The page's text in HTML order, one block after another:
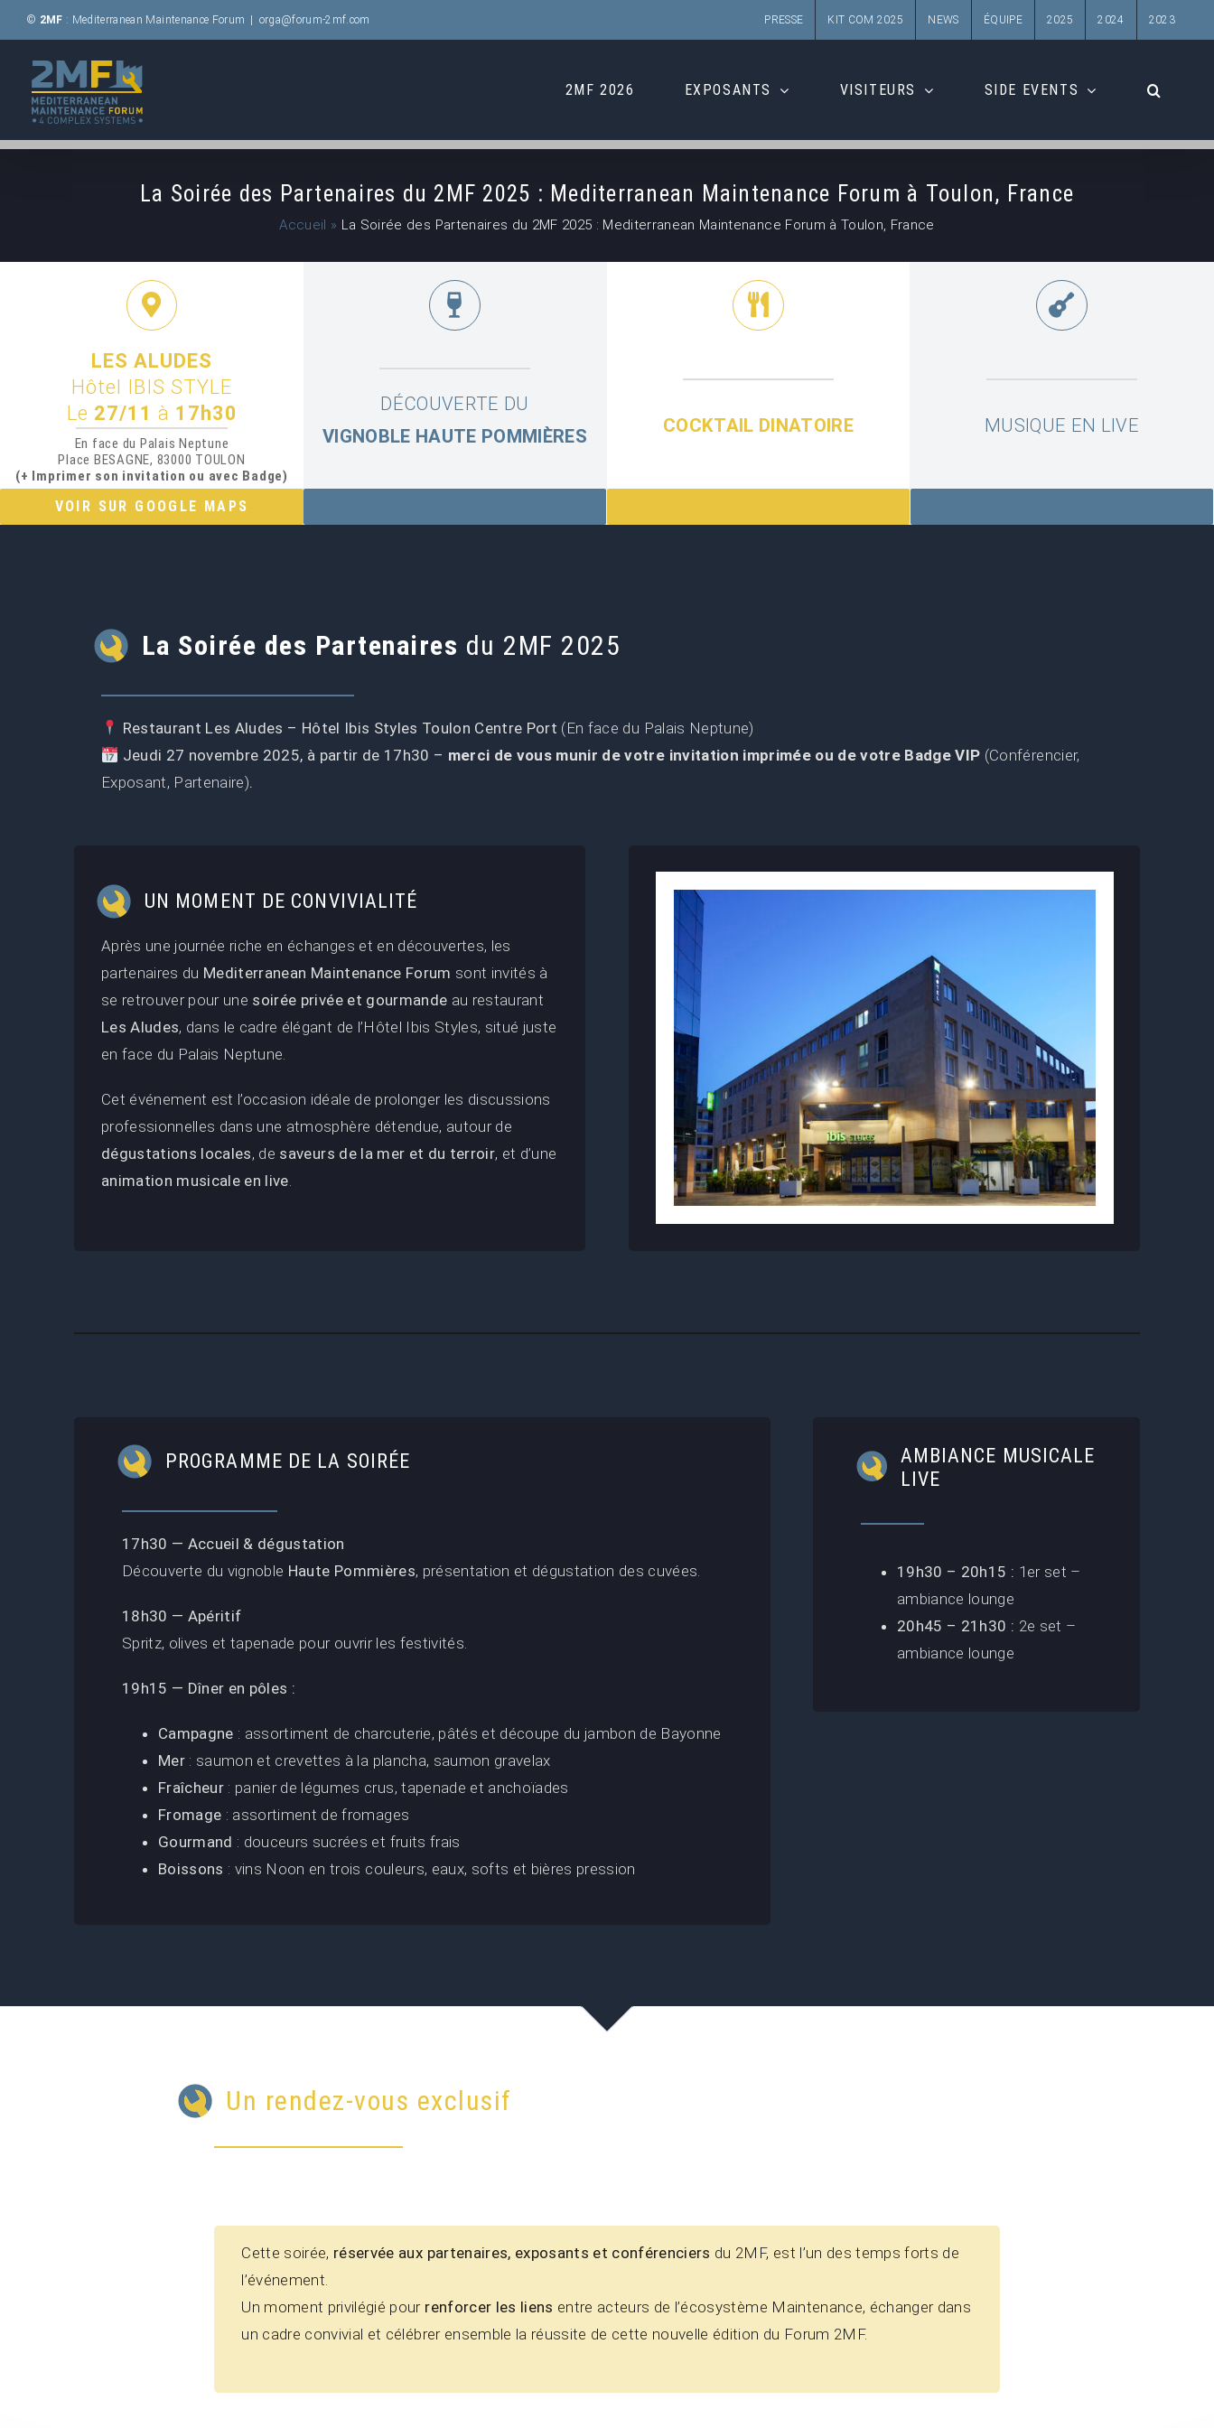
Passer
au
contenu
© 2MF : Mediterranean Maintenance Forum orga@forum-2mf.com PRESSE KIT COM 2025 NEWS ÉQUIPE 2025 2024 2023
2MF 2026 EXPOSANTS VISITEURS SIDE EVENTS
La Soirée des Partenaires du 2MF 2025 : Mediterranean Maintenance Forum à Toulon, France
Accueil » La Soirée des Partenaires du 2MF 2025 : Mediterranean Maintenance Forum à Toulon, France
LES ALUDES
Hôtel IBIS STYLE
Le 27/11 à 17h30
En face du Palais Neptune
Place BESAGNE, 83000 TOULON
(+ Imprimer son invitation ou avec Badge)
VOIR SUR GOOGLE MAPS
DÉCOUVERTE DU
VIGNOBLE HAUTE POMMIÈRES
COCKTAIL DINATOIRE MUSIQUE EN LIVE
La Soirée des Partenaires du 2MF 2025
Restaurant Les Aludes – Hôtel Ibis Styles Toulon Centre Port (En face du Palais Neptune)
Jeudi 27 novembre 2025, à partir de 17h30 – merci de vous munir de votre invitation imprimée ou de votre Badge VIP (Conférencier,
Exposant, Partenaire).
UN MOMENT DE CONVIVIALITÉ
Après une journée riche en échanges et en découvertes, les
partenaires du Mediterranean Maintenance Forum sont invités à
se retrouver pour une soirée privée et gourmande au restaurant
Les Aludes, dans le cadre élégant de l’Hôtel Ibis Styles, situé juste
en face du Palais Neptune.
Cet événement est l’occasion idéale de prolonger les discussions
professionnelles dans une atmosphère détendue, autour de
dégustations locales, de saveurs de la mer et du terroir, et d’une
animation musicale en live.
PROGRAMME DE LA SOIRÉE
17h30 — Accueil & dégustation
Découverte du vignoble Haute Pommières, présentation et dégustation des cuvées.
18h30 — Apéritif
Spritz, olives et tapenade pour ouvrir les festivités.
19h15 — Dîner en pôles :
Campagne : assortiment de charcuterie, pâtés et découpe du jambon de Bayonne
Mer: saumon et crevettes à la plancha, saumon gravelax
Fraîcheur : panier de légumes crus, tapenade et anchoïades
Fromage : assortiment de fromages
Gourmand : douceurs sucrées et fruits frais
Boissons : vins Noon en trois couleurs, eaux, softs et bières pression
AMBIANCE MUSICALE
LIVE
19h30 – 20h15 : 1er set –
ambiance lounge
20h45 – 21h30 : 2e set –
ambiance lounge
Un rendez-vous exclusif
Cette soirée, réservée aux partenaires, exposants et conférenciers du 2MF, est l’un des temps forts de
l’événement.
Un moment privilégié pour renforcer les liens entre acteurs de l’écosystème Maintenance, échanger dans
un cadre convivial et célébrer ensemble la réussite de cette nouvelle édition du Forum 2MF.